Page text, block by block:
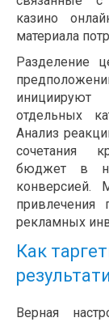
казино
материала
Разделение
отдельных
Анализ
сочетания
бюджет в
конверсией.
привлечения
рекламных
Как
Верная